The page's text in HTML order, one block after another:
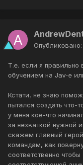
Опубликовано:
Т.е. если я правильно
обучением на Jav-e
Кстати, не знаю
пытался создать что-
у меня кое-что
за нехваткой нужной
скажем главный
командам, как
соответственно